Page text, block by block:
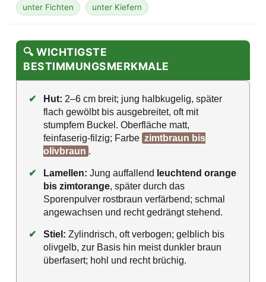
unter Fichten
unter Kiefern
🔍 WICHTIGSTE
BESTIMMUNGSMERKMALE
✔ Hut: 2–6 cm breit; jung halbkugelig, später
flach gewölbt bis ausgebreitet, oft mit
stumpfem Buckel. Oberfläche matt,
feinfaserig-filzig; Farbe zimtbraun bis
olivbraun .
✔ Lamellen: Jung auffallend leuchtend orange
bis zimtorange, später durch das
Sporenpulver rostbraun verfärbend; schmal
angewachsen und recht gedrängt stehend.
✔ Stiel: Zylindrisch, oft verbogen; gelblich bis
olivgelb, zur Basis hin meist dunkler braun
überfasert; hohl und recht brüchig.